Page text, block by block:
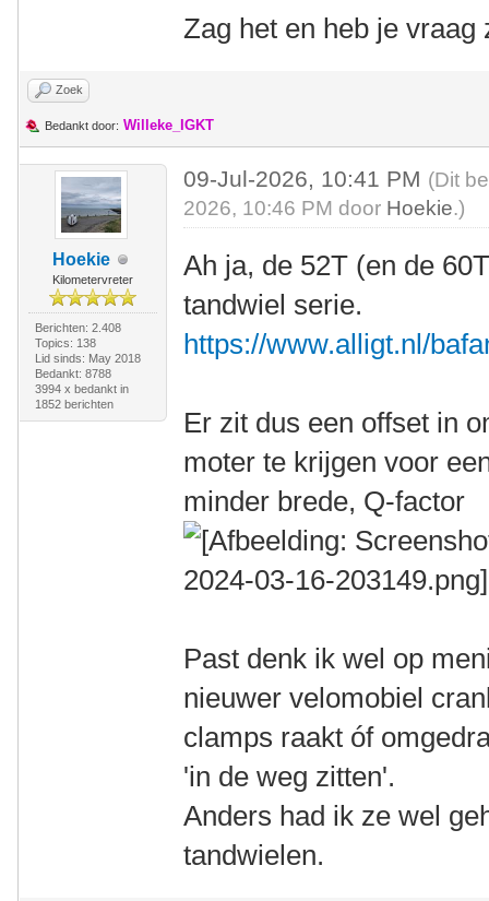
Zag het en heb je vraag
Zoek
Bedankt door: Willeke_IGKT
Hoekie
Kilometervreter
Berichten: 2.408
Topics: 138
Lid sinds: May 2018
Bedankt: 8788
3994 x bedankt in
1852 berichten
09-Jul-2026, 10:41 PM (Dit
2026, 10:46 PM door Hoekie.)
Ah ja, de 52T (en de
tandwiel serie.
https://www.alligt.nl/
Er zit dus een offset in
moter te krijgen voor
minder brede, Q-factor
Past denk ik wel op
nieuwer velomobiel
clamps raakt óf
'in de weg zitten'.
Anders had ik ze wel
tandwielen.